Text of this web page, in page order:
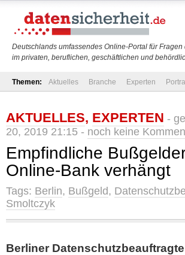
Deutschlands umfassendes Online-Portal für
im privaten, beruflichen, geschäftlichen und
Themen: Aktuelles Branche Experten
AKTUELLES, EXPERTEN -
20, 2019 21:15 - noch keine
Empfindliche
Online-Bank verhängt
Tags: Berlin, Bußgeld,
Smoltczyk
Berliner